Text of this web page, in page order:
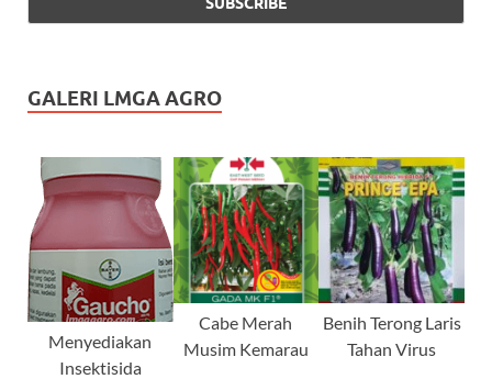
GALERI LMGA AGRO
Menyediakan
Insektisida
Cabe Merah
Musim Kemarau
Benih Terong Laris
Tahan Virus